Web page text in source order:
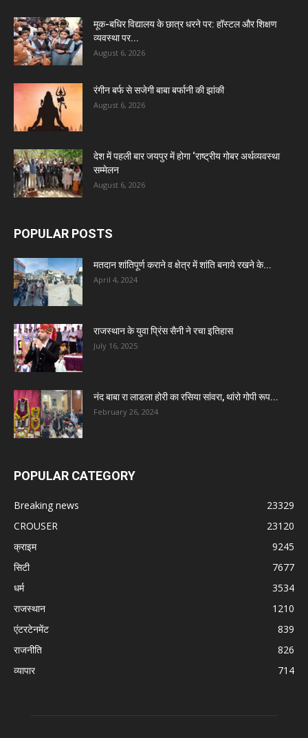
मूक-बधिर विद्यालय के छात्र धरने पर: हॉस्टल और शिक्षण
व्यवस्था पर...
August 6, 2026
रंगीन बर्फ से सजेगी बाबा बर्फानी की झांकी
August 6, 2026
देश में पहली बार जयपुर में होगा ‘राष्ट्रीय गोबर अर्थव्यवस्था
सम्मेलन
August 6, 2026
POPULAR POSTS
मतदान शांतिपूर्ण कराने व क्षेत्र में शांति बनाये रखने के...
April 4, 2024
राजस्थान के युवा प्रिंस सैनी ने रचा इतिहास
July 16, 2025
नंद बाबा रा लाडला होरी का रसिया सांवरा, थांरो गोपी रूप...
February 26, 2024
POPULAR CATEGORY
Breaking news
23329
CROUSER
23120
क्राइम
9245
सिटी
7677
धर्म
3534
राजस्थान
1210
एंटरटेनमेंट
839
राजनीति
826
व्यापार
714